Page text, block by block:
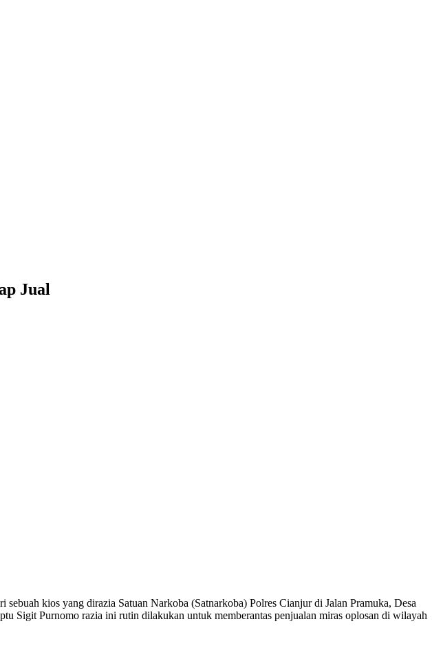
Jual
kios yang dirazia Satuan Narkoba (Satnarkoba) Polres Cianjur di Jalan Pramuka, Desa
Sigit Purnomo razia ini rutin dilakukan untuk memberantas penjualan miras oplosan di wilayah